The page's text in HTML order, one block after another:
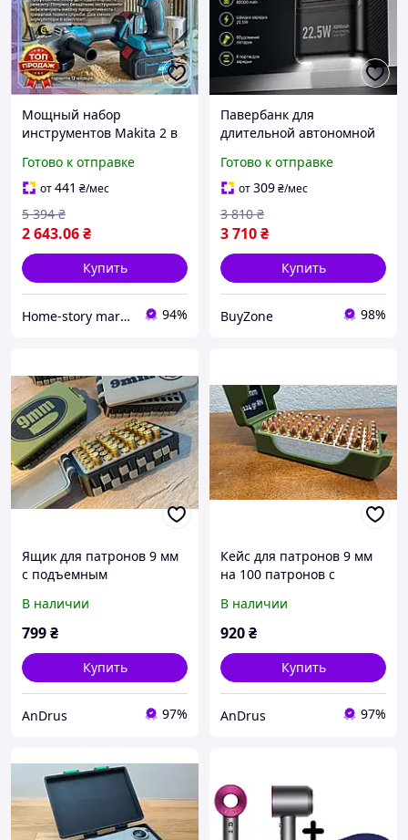
Мощный набор
инструментов Makita 2 в
подсветкой и болгарка в
кейсе для
транспортировки с 2 АКБ
Готово к отправке
от441 ₴/мес
2 643.06₴
5 394 ₴
Купить
Home-story market 94%
Павербанк для
длительной автономной
со встроенным
фонариком, Большой
павербанк с ручкой для
транспортировк
Готово к отправке
от309₴/мес
3 710₴
3 810 ₴
Купить
BuyZone 98%
Ящик для патронов 9 мм
с подъемным
патронов кейс для
хранения и
боеприпасов, органайзер
для пат
В наличии
799₴
Купить
AnDrus 97%
Кейс для патронов 9 мм
на 100 патронов с
бокс для хранения и
транспортировки
AnDrus
В наличии
920₴
Купить
AnDrus 97%